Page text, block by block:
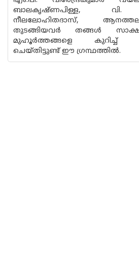
ബാലകൃഷ്ണപിള്ള, വി.
നീലലോഹിതദാസ്,
തുടങ്ങിയവർ തങ്ങൾ
മുഹൂർത്തങ്ങളെ കുറിച്ച്
ചെയ്‌തിട്ടുണ്ട് ഈ ഗ്രന്ഥത്തിൽ.